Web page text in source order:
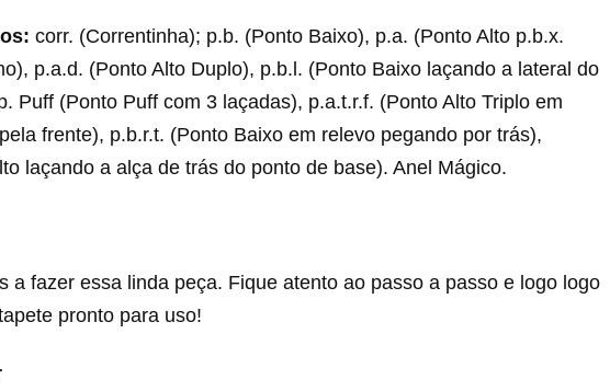
corr. (Correntinha); p.b. (Ponto Baixo), p.a. (Ponto Alto p.b.x.
p.a.d. (Ponto Alto Duplo), p.b.l. (Ponto Baixo laçando a lateral do
Puff (Ponto Puff com 3 laçadas), p.a.t.r.f. (Ponto Alto Triplo em
frente), p.b.r.t. (Ponto Baixo em relevo pegando por trás),
laçando a alça de trás do ponto de base). Anel Mágico.
a fazer essa linda peça. Fique atento ao passo a passo e logo logo
pronto para uso!